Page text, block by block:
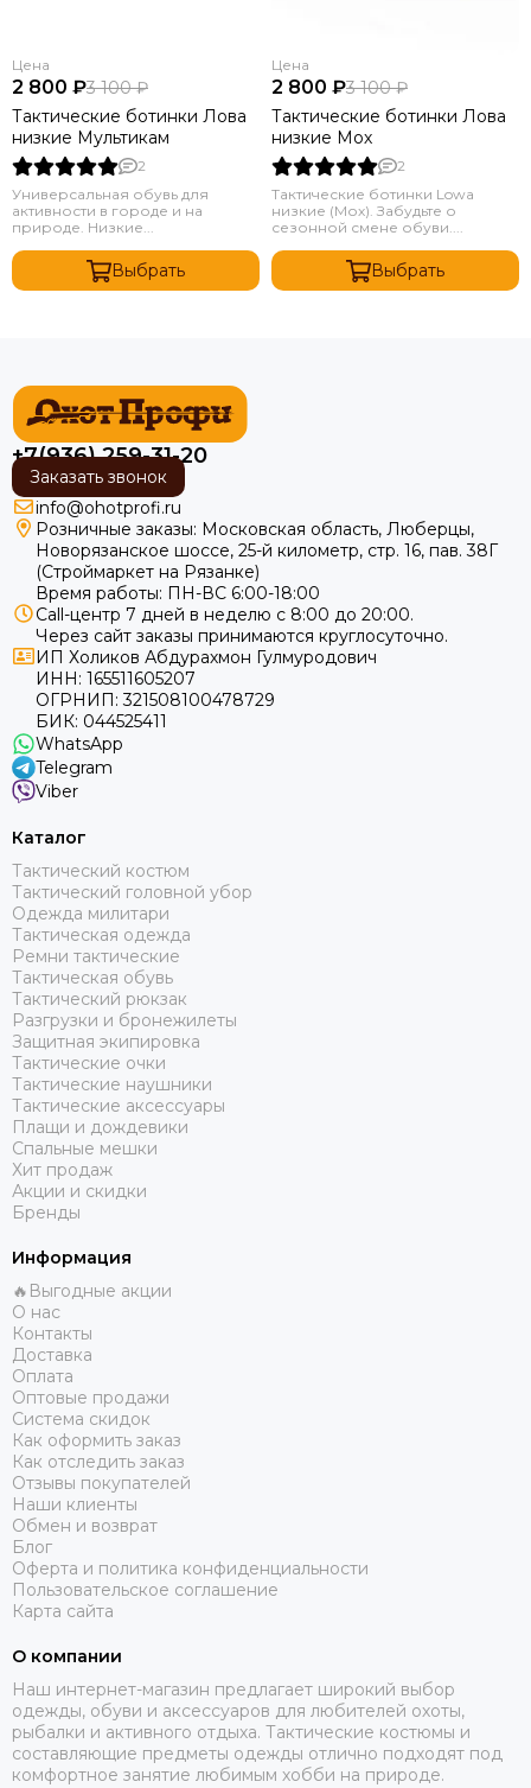
Цена
2 800 ₽3 100 ₽
Тактические ботинки Лова
низкие Мультикам
2
Универсальная обувь для
активности в городе и на
природе. Низкие...
Выбрать
Цена
2 800 ₽3 100 ₽
Тактические ботинки Лова
низкие Мох
2
Тактические ботинки Lowa
низкие (Мох). Забудьте о
сезонной смене обуви....
Выбрать
+7(936) 259-31-20
Заказать звонок
info@ohotprofi.ru
Розничные заказы: Московская область, Люберцы,
Новорязанское шоссе, 25-й километр, стр. 16, пав. 38Г
(Строймаркет на Рязанке)
Время работы: ПН-ВС 6:00-18:00
Call-центр 7 дней в неделю с 8:00 до 20:00.
Через сайт заказы принимаются круглосуточно.
ИП Холиков Абдурахмон Гулмуродович
ИНН: 165511605207
ОГРНИП: 321508100478729
БИК: 044525411
WhatsApp
Telegram
Viber
Каталог
Тактический костюм
Тактический головной убор
Одежда милитари
Тактическая одежда
Ремни тактические
Тактическая обувь
Тактический рюкзак
Разгрузки и бронежилеты
Защитная экипировка
Тактические очки
Тактические наушники
Тактические аксессуары
Плащи и дождевики
Спальные мешки
Хит продаж
Акции и скидки
Бренды
Информация
🔥Выгодные акции
О нас
Контакты
Доставка
Оплата
Оптовые продажи
Система скидок
Как оформить заказ
Как отследить заказ
Отзывы покупателей
Наши клиенты
Обмен и возврат
Блог
Оферта и политика конфиденциальности
Пользовательское соглашение
Карта сайта
О компании
Наш интернет-магазин предлагает широкий выбор
одежды, обуви и аксессуаров для любителей охоты,
рыбалки и активного отдыха. Тактические костюмы и
составляющие предметы одежды отлично подходят под
комфортное занятие любимым хобби на природе.